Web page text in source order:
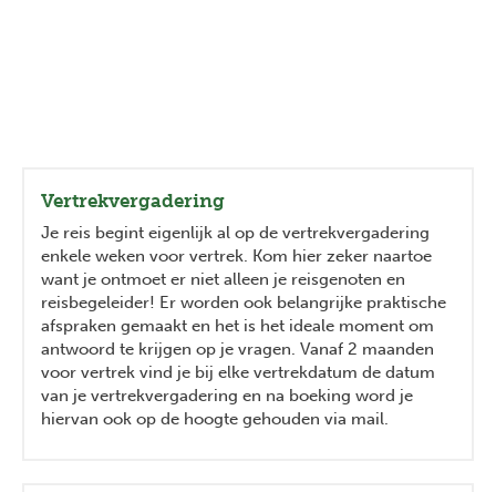
Vertrekvergadering
Je reis begint eigenlijk al op de vertrekvergadering
enkele weken voor vertrek. Kom hier zeker naartoe
want je ontmoet er niet alleen je reisgenoten en
reisbegeleider! Er worden ook belangrijke praktische
afspraken gemaakt en het is het ideale moment om
antwoord te krijgen op je vragen. Vanaf 2 maanden
voor vertrek vind je bij elke vertrekdatum de datum
van je vertrekvergadering en na boeking word je
hiervan ook op de hoogte gehouden via mail.